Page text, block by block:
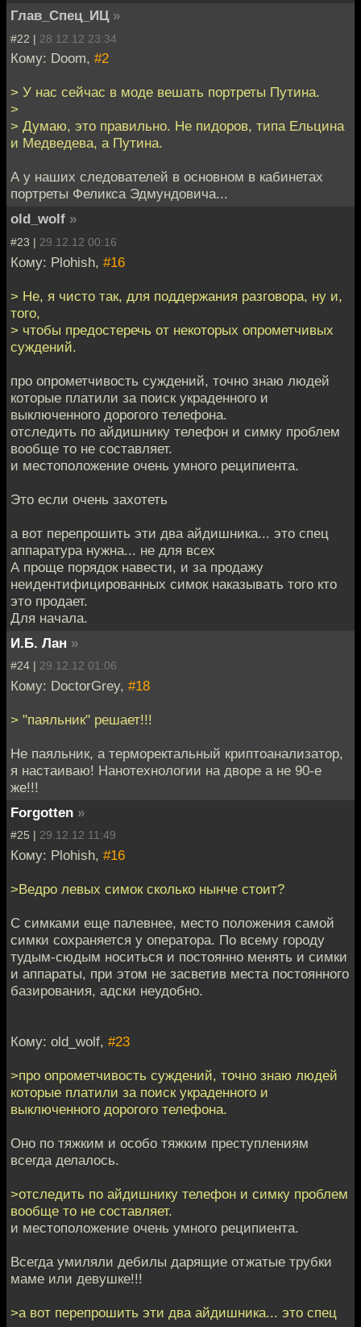
Глав_Спец_ИЦ »
#22 | 28.12.12 23:34
Кому: Doom, #2
> У нас сейчас в моде вешать портреты Путина.
>
> Думаю, это правильно. Не пидоров, типа Ельцина
и Медведева, а Путина.
А у наших следователей в основном в кабинетах
портреты Феликса Эдмундовича...
old_wolf »
#23 | 29.12.12 00:16
Кому: Plohish, #16
> Не, я чисто так, для поддержания разговора, ну и,
того,
> чтобы предостеречь от некоторых опрометчивых
суждений.
про опрометчивость суждений, точно знаю людей
которые платили за поиск украденного и
выключенного дорогого телефона.
отследить по айдишнику телефон и симку проблем
вообще то не составляет.
и местоположение очень умного реципиента.
Это если очень захотеть
а вот перепрошить эти два айдишника... это спец
аппаратура нужна... не для всех
А проще порядок навести, и за продажу
неидентифицированных симок наказывать того кто
это продает.
Для начала.
И.Б. Лан »
#24 | 29.12.12 01:06
Кому: DoctorGrey, #18
> "паяльник" решает!!!
Не паяльник, а терморектальный криптоанализатор,
я настаиваю! Нанотехнологии на дворе а не 90-е
же!!!
Forgotten »
#25 | 29.12.12 11:49
Кому: Plohish, #16
>Ведро левых симок сколько нынче стоит?
С симками еще палевнее, место положения самой
симки сохраняется у оператора. По всему городу
тудым-сюдым носиться и постоянно менять и симки
и аппараты, при этом не засветив места постоянного
базирования, адски неудобно.
Кому: old_wolf, #23
>про опрометчивость суждений, точно знаю людей
которые платили за поиск украденного и
выключенного дорогого телефона.
Оно по тяжким и особо тяжким преступлениям
всегда делалось.
>отследить по айдишнику телефон и симку проблем
вообще то не составляет.
и местоположение очень умного реципиента.
Всегда умиляли дебилы дарящие отжатые трубки
маме или девушке!!!
>а вот перепрошить эти два айдишника... это спец